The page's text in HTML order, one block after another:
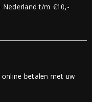
t/m €10,-
betalen met uw